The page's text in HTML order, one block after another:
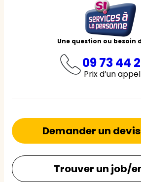
Une question ou besoin
09 73 44
Prix d’un
Demander un
Trouver un job/